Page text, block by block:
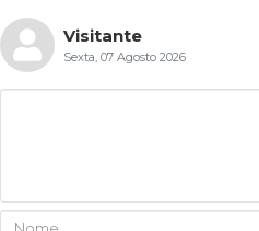
Visitante
Sexta, 07 Agosto 2026